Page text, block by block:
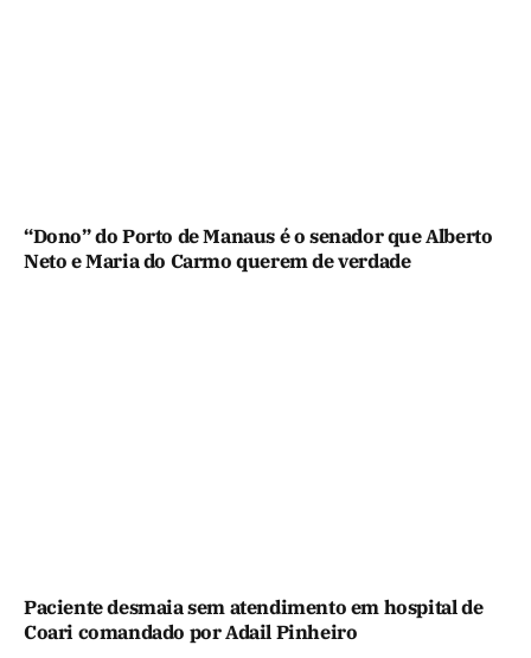
“Dono” do Porto de Manaus é o senador que Alberto
Neto e Maria do Carmo querem de verdade
Paciente desmaia sem atendimento em hospital de
Coari comandado por Adail Pinheiro